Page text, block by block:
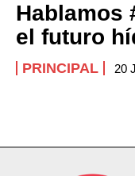
Hablamos
el futuro
PRINCIPAL 20